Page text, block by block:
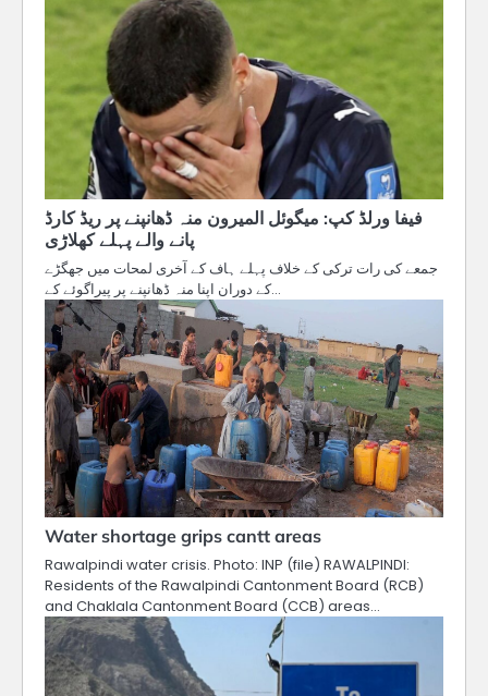
فیفا ورلڈ کپ: میگوئل المیرون منہ ڈھانپنے پر ریڈ کارڈ
پانے والے پہلے کھلاڑی
جمعے کی رات ترکی کے خلاف پہلے ہاف کے آخری لمحات میں جھگڑے
کے دوران اپنا منہ ڈھانپنے پر پیراگوئے کے…
Water shortage grips cantt areas
Rawalpindi water crisis. Photo: INP (file) RAWALPINDI:
Residents of the Rawalpindi Cantonment Board (RCB)
and Chaklala Cantonment Board (CCB) areas…